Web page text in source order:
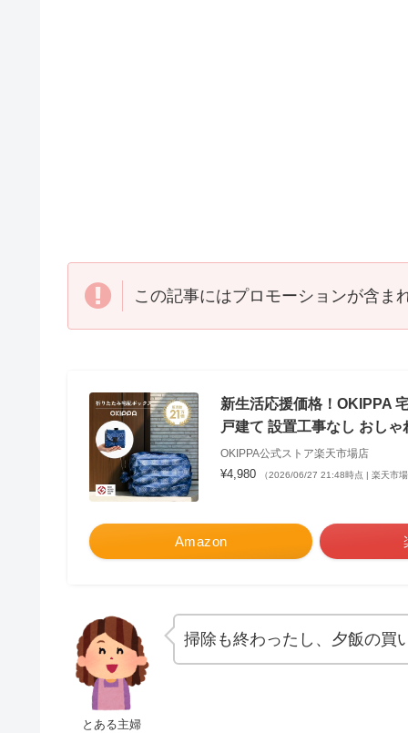
この記事にはプロモーションが含ま
新生活応援価格！OKIPPA
戸建て 設置工事なし おし
OKIPPA公式ストア楽天市場店
¥4,980 （2026/06/27 21:48時点 | 楽天市
Amazon
とある主婦
掃除も終わったし、夕飯の買